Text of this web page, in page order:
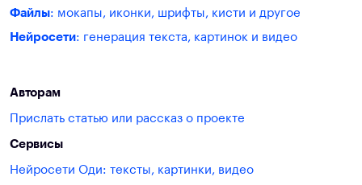
Файлы: мокапы, иконки, шрифты, кисти и другое
Нейросети: генерация текста, картинок и видео
Авторам
Прислать статью или рассказ о проекте
Сервисы
Нейросети Оди: тексты, картинки, видео